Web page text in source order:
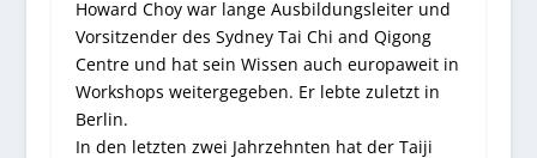
Howard Choy war lange Ausbildungsleiter und
Vorsitzender des Sydney Tai Chi and Qigong
Centre und hat sein Wissen auch europaweit in
Workshops weitergegeben. Er lebte zuletzt in
Berlin.
In den letzten zwei Jahrzehnten hat der Taiji